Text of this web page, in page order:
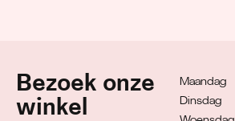
Bezoek onze
winkel
Maandag
Dinsdag